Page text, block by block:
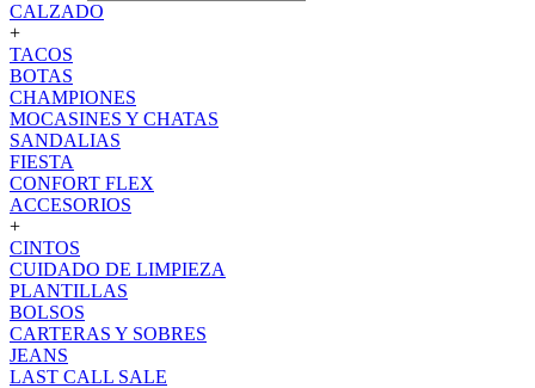
CALZADO
+
TACOS
BOTAS
CHAMPIONES
MOCASINES Y CHATAS
SANDALIAS
FIESTA
CONFORT FLEX
ACCESORIOS
+
CINTOS
CUIDADO DE LIMPIEZA
PLANTILLAS
BOLSOS
CARTERAS Y SOBRES
JEANS
LAST CALL SALE